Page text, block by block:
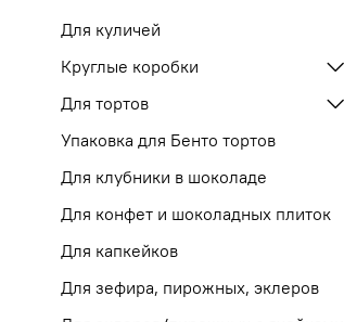
Для куличей
Круглые коробки
Для тортов
Упаковка для Бенто тортов
Для клубники в шоколаде
Для конфет и шоколадных плиток
Для капкейков
Для зефира, пирожных, эклеров